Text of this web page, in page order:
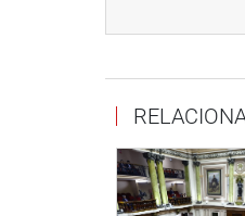
programas,
informes
“Cualquier
contener los
De igual forma,
quien llevará un